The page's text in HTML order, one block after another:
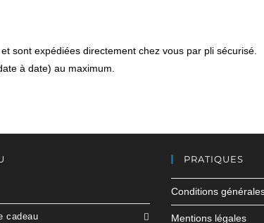
sont expédiées directement chez vous par pli sécurisé.
à date) au maximum.
cadeau
PRATIQUES
Conditions
Mentions légales